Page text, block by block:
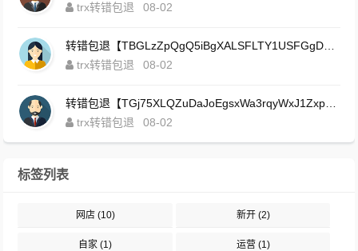
trx转错包退
08-02
trx转错包退
08-02
trx转错包退
08-02
标签列表
网店(10) 新开(2)
自家 (1) 运营 (1)